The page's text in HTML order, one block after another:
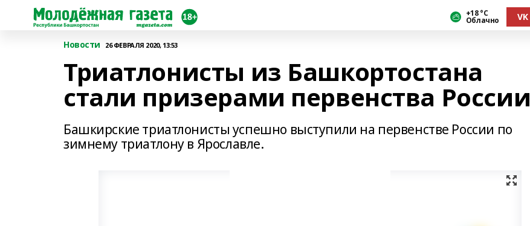
+18 °С
Облачно VK
Новости 26 ФЕВРАЛЯ 2020, 13:53
Триатлонисты из Башкортостана
стали призерами первенства России
Башкирские триатлонисты успешно выступили на первенстве России по
зимнему триатлону в Ярославле.